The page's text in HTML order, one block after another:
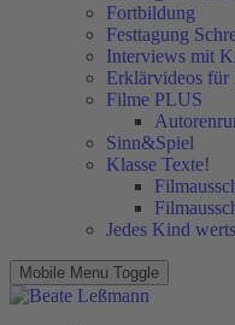
Fortbildung
Festtagung
Interviews mit
Erklärvideos für
Filme PLUS
Sinn&Spiel
Klasse Texte!
Jedes Kind
Mobile Menu Toggle